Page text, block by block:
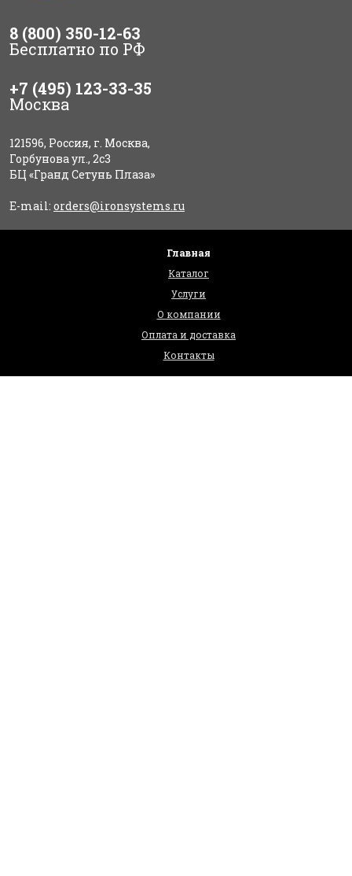
8 (800) 350-12-63
Бесплатно по РФ
+7 (495) 123-33-35
Москва
121596, Россия, г. Москва,
Горбунова ул., 2с3
БЦ «Гранд Сетунь Плаза»
E-mail: orders@ironsystems.ru
Главная
Каталог
Услуги
О компании
Оплата и доставка
Контакты